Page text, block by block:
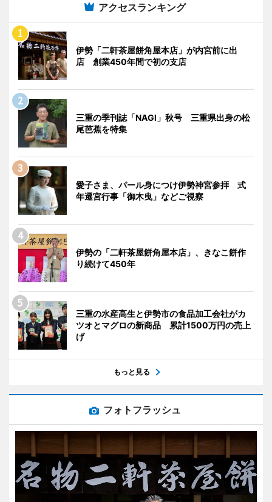
アクセスランキング
伊勢「二軒茶屋餅角屋本店」が内宮前に出
店 創業450年間で初の支店
三重の季刊誌「NAGI」秋号 三重県出身の松
尾芭蕉を特集
愛子さま、パール身につけ伊勢神宮参拝 式
年遷宮行事「御木曳」などご視察
伊勢の「二軒茶屋餅角屋本店」、きなこ餅作
り続けて450年
三重の水産高生と伊勢市の食品加工会社がカ
ツオとマグロの新商品 累計1500万円の売上
げ
もっと見る
フォトフラッシュ